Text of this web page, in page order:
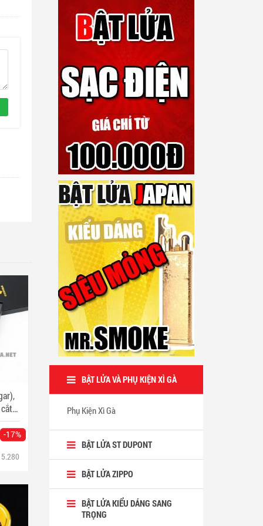
-17%
BẬT LỬA VÀ PHỤ KIỆN XÌ GÀ
Phụ Kiện Xì Gà
BẬT LỬA ST DUPONT
BẬT LỬA ZIPPO
BẬT LỬA KIỂU DÁNG SANG
TRỌNG